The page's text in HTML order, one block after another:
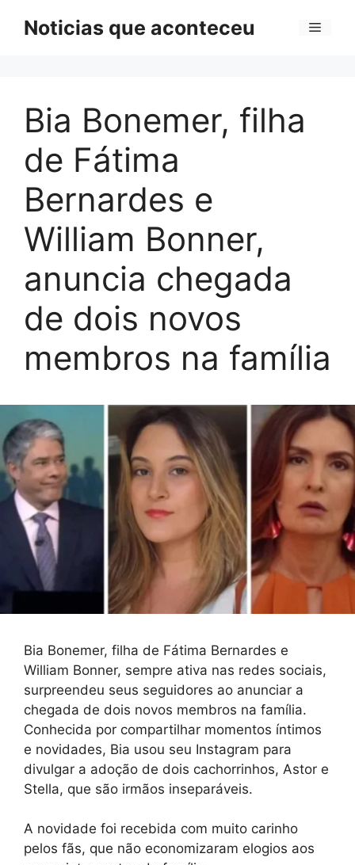
Noticias que aconteceu Menu
Bia Bonemer, filha
de Fátima
Bernardes e
William Bonner,
anuncia chegada
de dois novos
membros na família
Bia Bonemer, filha de Fátima Bernardes e
William Bonner, sempre ativa nas redes sociais,
surpreendeu seus seguidores ao anunciar a
chegada de dois novos membros na família.
Conhecida por compartilhar momentos íntimos
e novidades, Bia usou seu Instagram para
divulgar a adoção de dois cachorrinhos, Astor e
Stella, que são irmãos inseparáveis.
A novidade foi recebida com muito carinho
pelos fãs, que não economizaram elogios aos